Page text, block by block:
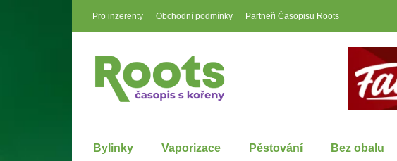
Pro inzerenty Obchodní podmínky Partneři Časopisu Roots
Bylinky Vaporizace Pěstování Bez obalu